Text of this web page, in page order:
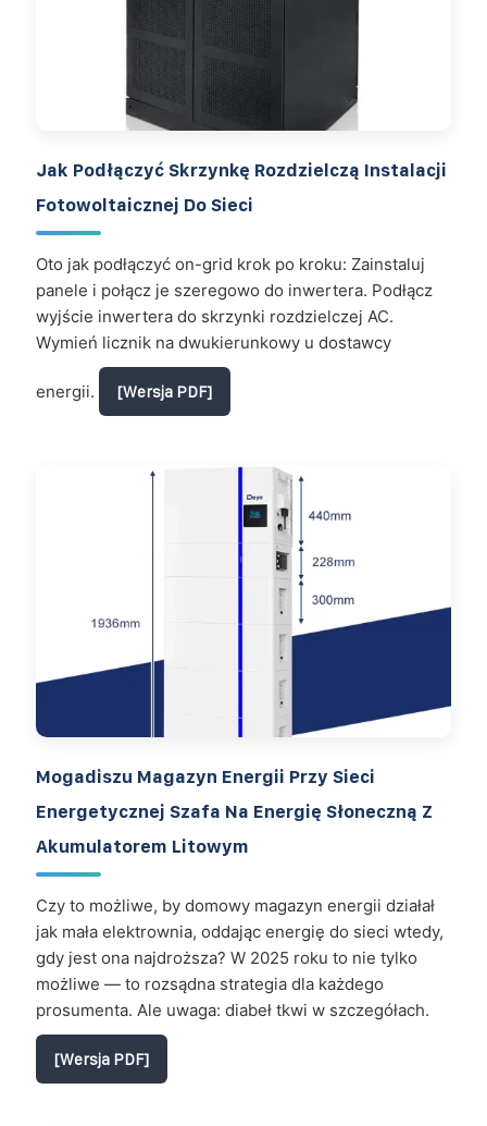
Jak Podłączyć Skrzynkę Rozdzielczą Instalacji
Fotowoltaicznej Do Sieci
Oto jak podłączyć on-grid krok po kroku: Zainstaluj
panele i połącz je szeregowo do inwertera. Podłącz
wyjście inwertera do skrzynki rozdzielczej AC.
Wymień licznik na dwukierunkowy u dostawcy
energii. [Wersja PDF]
Mogadiszu Magazyn Energii Przy Sieci
Energetycznej Szafa Na Energię Słoneczną Z
Akumulatorem Litowym
Czy to możliwe, by domowy magazyn energii działał
jak mała elektrownia, oddając energię do sieci wtedy,
gdy jest ona najdroższa? W 2025 roku to nie tylko
możliwe — to rozsądna strategia dla każdego
prosumenta. Ale uwaga: diabeł tkwi w szczegółach.
[Wersja PDF]